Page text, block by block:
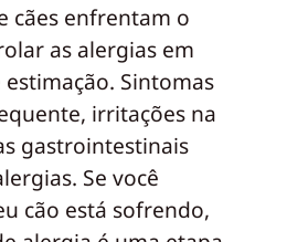
cães enfrentam o
as alergias em
Sintomas
irritações na
gastrointestinais
Se você
cão está sofrendo,